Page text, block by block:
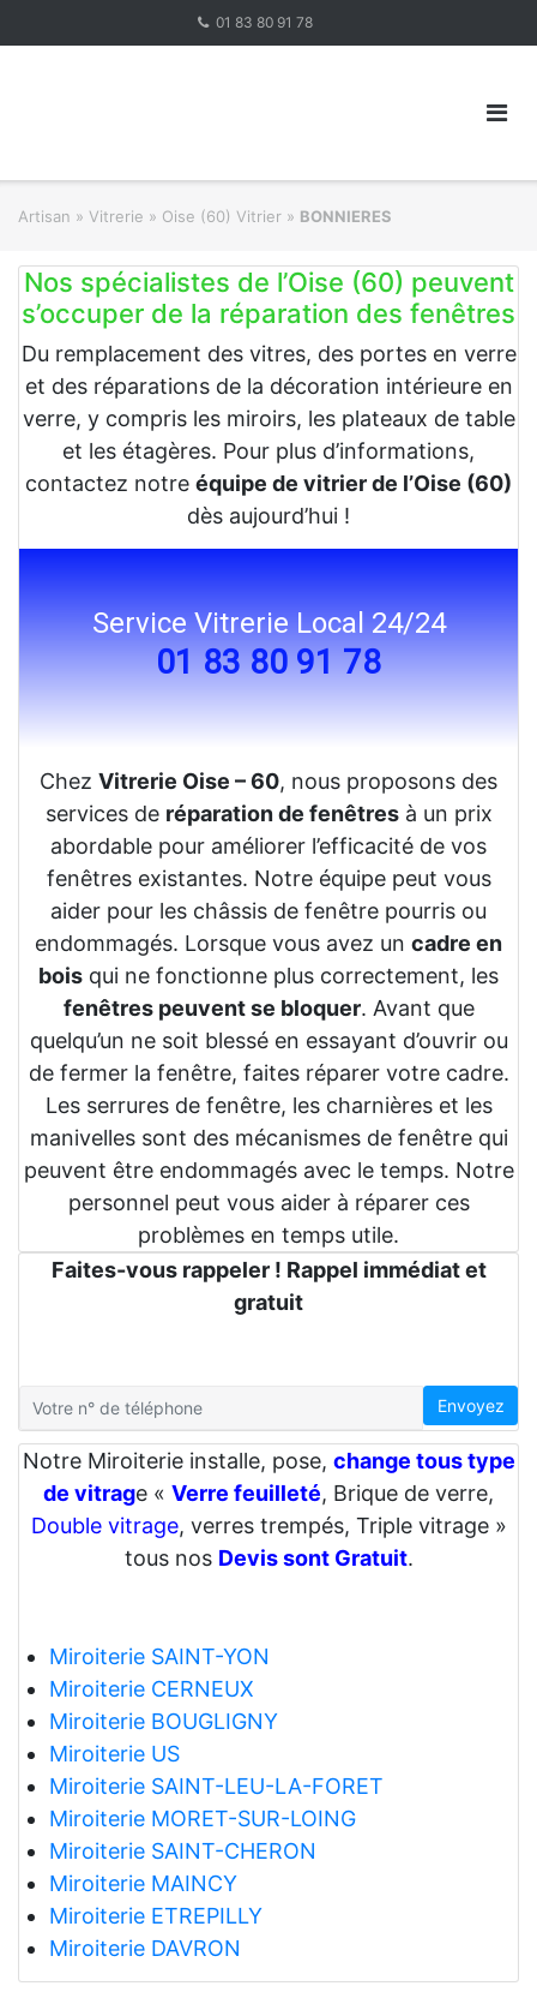
01 83 80 91 78
Artisan » Vitrerie » Oise (60) Vitrier » BONNIERES
Nos spécialistes de l’Oise (60) peuvent
s’occuper de la réparation des fenêtres
Du remplacement des vitres, des portes en verre
et des réparations de la décoration intérieure en
verre, y compris les miroirs, les plateaux de table
et les étagères. Pour plus d’informations,
contactez notre équipe de vitrier de l’Oise (60)
dès aujourd’hui !
Service Vitrerie Local 24/24
01 83 80 91 78
Chez Vitrerie Oise – 60, nous proposons des
services de réparation de fenêtresà un prix
abordable pour améliorer l’efficacité de vos
fenêtres existantes. Notre équipe peut vous
aider pour les châssis de fenêtre pourris ou
endommagés. Lorsque vous avez un cadre en
bois qui ne fonctionne plus correctement, les
fenêtres peuvent se bloquer. Avant que
quelqu’un ne soit blessé en essayant d’ouvrir ou
de fermer la fenêtre, faites réparer votre cadre.
Les serrures de fenêtre, les charnières et les
manivelles sont des mécanismes de fenêtre qui
peuvent être endommagés avec le temps. Notre
personnel peut vous aider à réparer ces
problèmes en temps utile.
Faites-vous rappeler ! Rappel immédiat et
gratuit
Envoyez
Notre Miroiterie installe, pose, change tous type
de vitrage « Verre feuilleté, Brique de verre,
Double vitrage, verres trempés, Triple vitrage »
tous nos Devis sont Gratuit.
Miroiterie SAINT-YON
Miroiterie CERNEUX
Miroiterie BOUGLIGNY
Miroiterie US
Miroiterie SAINT-LEU-LA-FORET
Miroiterie MORET-SUR-LOING
Miroiterie SAINT-CHERON
Miroiterie MAINCY
Miroiterie ETREPILLY
Miroiterie DAVRON